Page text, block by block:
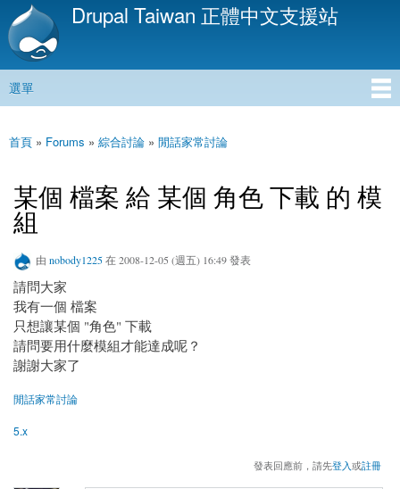
移
內
Drupal Taiwan 正體中文支援站
主選單
選單
您在這裡
首頁 » Forums » 綜合討論 » 閒話家常討論
某個 檔案 給 某個 角色 下載 的 模
組
由 nobody1225在 2008-12-05 (週五) 16:49 發表
請問大家
我有一個 檔案
只想讓某個 "角色" 下載
請問要用什麼模組才能達成呢？
謝謝大家了
閒話家常討論
5.x
發表回應前，請先登入或註冊